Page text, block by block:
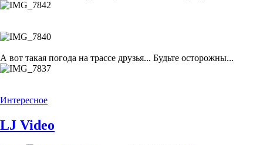
А вот такая погода на трассе друзья... Будьте осторожны...
Интересное
LJ Video